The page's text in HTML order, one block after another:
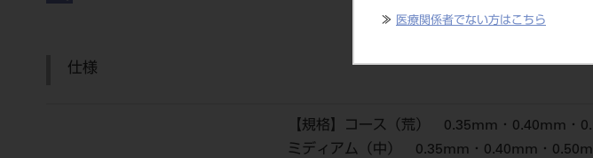
≫ 医療関係者でない方はこちら
仕様
【規格】コース（荒） 0.35mm・0.40mm・
ミディアム（中） 0.35mm・0.40mm・